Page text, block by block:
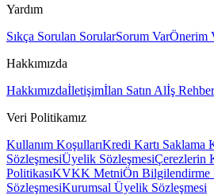
Yardım
Sıkça Sorulan SorularSorum VarÖnerim
Hakkımızda
Hakkımızdaİletişimİlan Satın Alİş
Veri Politikamız
Kullanım KoşullarıKredi Kartı Saklama
SözleşmesiÜyelik SözleşmesiÇerezlerin
PolitikasıKVKK MetniÖn Bilgilendirme
SözleşmesiKurumsal Üyelik Sözleşmesi